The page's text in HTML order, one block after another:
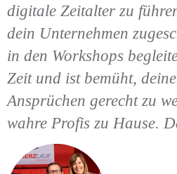
digitale Zeitalter zu
dein Unternehmen
in den Workshops
Zeit und ist bemüht,
Ansprüchen gerecht zu
wahre Profis zu Hause.